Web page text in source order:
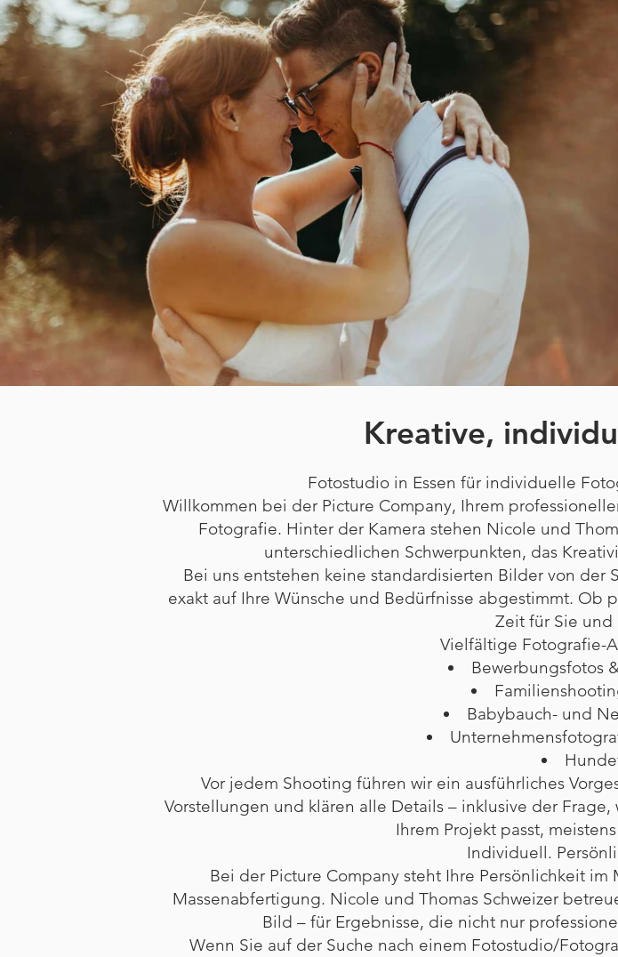
Kreative,
Fotostudio in Essen für individuelle
Willkommen bei der Picture Company, Ihrem
Fotografie. Hinter der Kamera stehen Nicole und
unterschiedlichen Schwerpunkten, das
Bei uns entstehen keine standardisierten Bilder von
exakt auf Ihre Wünsche und Bedürfnisse abgestimmt. Ob
Zeit für Sie und
Vielfältige Fotografie-
Bewerbungsfotos
Babybauch- und
Vor jedem Shooting führen wir ein ausführliches
Vorstellungen und klären alle Details – inklusive der
Ihrem Projekt passt,
Individuell.
Bei der Picture Company steht Ihre Persönlichkeit
Massenabfertigung. Nicole und Thomas Schweizer
Bild – für Ergebnisse, die nicht nur
Wenn Sie auf der Suche nach einem Fotostudio/